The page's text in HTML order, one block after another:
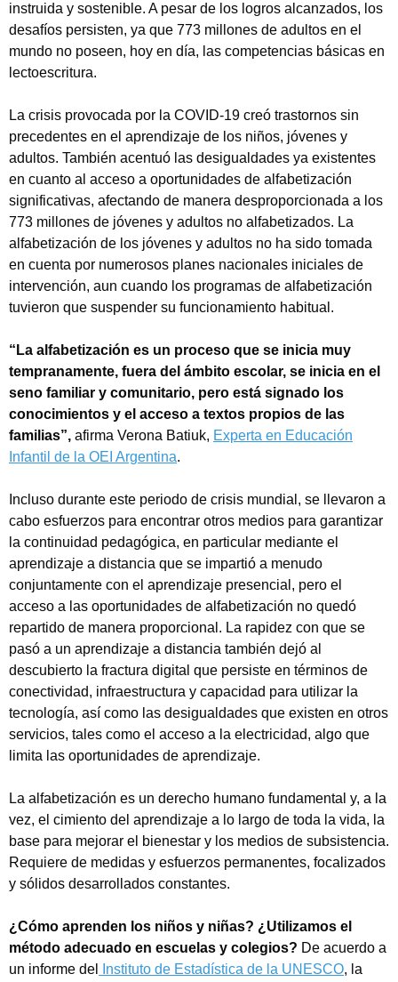
instruida y sostenible. A pesar de los logros alcanzados, los
desafíos persisten, ya que 773 millones de adultos en el
mundo no poseen, hoy en día, las competencias básicas en
lectoescritura.
La crisis provocada por la COVID-19 creó trastornos sin
precedentes en el aprendizaje de los niños, jóvenes y
adultos. También acentuó las desigualdades ya existentes
en cuanto al acceso a oportunidades de alfabetización
significativas, afectando de manera desproporcionada a los
773 millones de jóvenes y adultos no alfabetizados. La
alfabetización de los jóvenes y adultos no ha sido tomada
en cuenta por numerosos planes nacionales iniciales de
intervención, aun cuando los programas de alfabetización
tuvieron que suspender su funcionamiento habitual.
“La alfabetización es un proceso que se inicia muy
tempranamente, fuera del ámbito escolar, se inicia en el
seno familiar y comunitario, pero está signado los
conocimientos y el acceso a textos propios de las
familias”, afirma Verona Batiuk, Experta en Educación
Infantil de la OEI Argentina.
Incluso durante este periodo de crisis mundial, se llevaron a
cabo esfuerzos para encontrar otros medios para garantizar
la continuidad pedagógica, en particular mediante el
aprendizaje a distancia que se impartió a menudo
conjuntamente con el aprendizaje presencial, pero el
acceso a las oportunidades de alfabetización no quedó
repartido de manera proporcional. La rapidez con que se
pasó a un aprendizaje a distancia también dejó al
descubierto la fractura digital que persiste en términos de
conectividad, infraestructura y capacidad para utilizar la
tecnología, así como las desigualdades que existen en otros
servicios, tales como el acceso a la electricidad, algo que
limita las oportunidades de aprendizaje.
La alfabetización es un derecho humano fundamental y, a la
vez, el cimiento del aprendizaje a lo largo de toda la vida, la
base para mejorar el bienestar y los medios de subsistencia.
Requiere de medidas y esfuerzos permanentes, focalizados
y sólidos desarrollados constantes.
¿Cómo aprenden los niños y niñas? ¿Utilizamos el
método adecuado en escuelas y colegios? De acuerdo a
un informe del
Instituto de Estadística de la UNESCO, la